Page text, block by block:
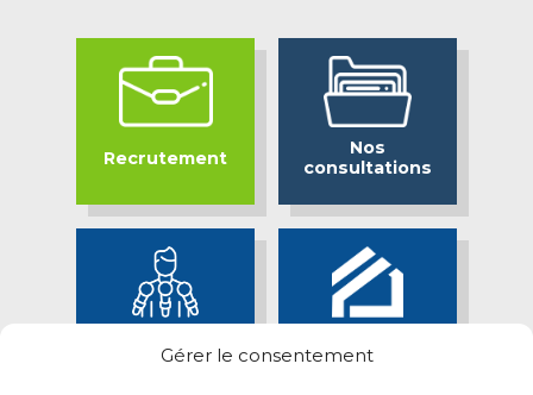
Gérer le consentement
Recrutement
Nos
consultations
Espace presse
Attractif